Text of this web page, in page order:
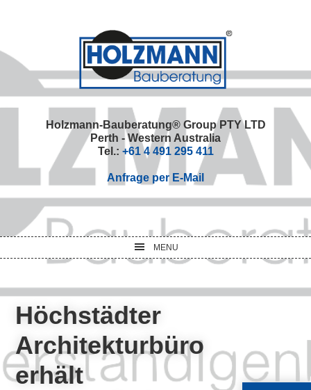
navigation
content
sidebar
Holzmann-Bauberatung® Group PTY LTD
Perth - Western Australia
Tel.: +61 4 491 295 411
Anfrage per E-Mail
MENU
Höchstädter
Architekturbüro
erhält